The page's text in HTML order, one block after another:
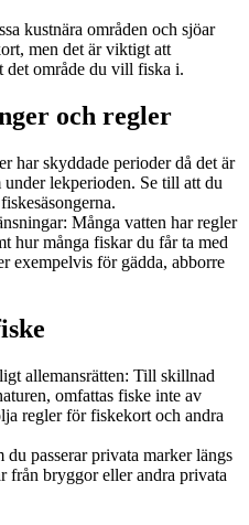
kustnära områden och sjöar
men det är viktigt att
det område du vill fiska i.
och regler
har skyddade perioder då det är
lekperioden. Se till att du
Många vatten har regler
hur många fiskar du får ta med
exempelvis för gädda, abborre
allemansrätten: Till skillnad
omfattas fiske inte av
regler för fiskekort och andra
passerar privata marker längs
från bryggor eller andra privata